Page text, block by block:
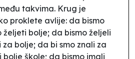
takvima. Krug je
proklete avlije: da bismo
bolje; da bismo željeli
bolje; da bi smo znali za
škole; da bismo imali